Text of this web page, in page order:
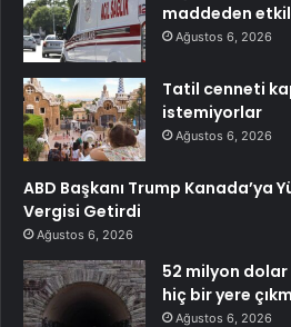
maddeden
Ağustos 6, 2026
Tatil cenneti
istemiyorlar
Ağustos 6, 2026
ABD Başkanı Trump Kanada’ya
Vergisi Getirdi
Ağustos 6, 2026
52 milyon
hiç bir yere
Ağustos 6, 2026